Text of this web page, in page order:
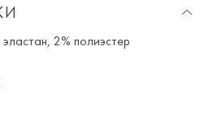
2% полиэстер